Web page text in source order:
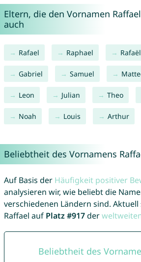
Eltern, die den Vornamen
auch
Rafael Raphael Rafaël
Gabriel Samuel
Leon Julian Theo
Noah Louis Arthur
Beliebtheit des Vornamens
Auf Basis der Häufigkeit positiver
analysieren wir, wie beliebt die
verschiedenen Ländern sind.
Raffael auf Platz #917der